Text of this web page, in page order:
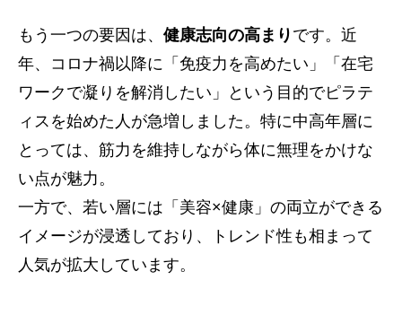
もう一つの要因は、 健康志向の高まり です。近
年、コロナ禍以降に「免疫力を高めたい」「在宅
ワークで凝りを解消したい」という目的でピラテ
ィスを始めた人が急増しました。特に中高年層に
とっては、筋力を維持しながら体に無理をかけな
い点が魅力。
一方で、若い層には「美容×健康」の両立ができる
イメージが浸透しており、トレンド性も相まって
人気が拡大しています。